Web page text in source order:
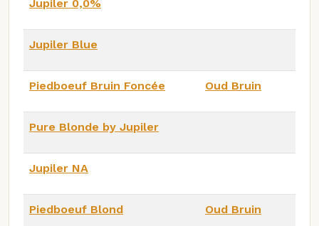
Jupiler 0,0%
Jupiler Blue
Piedboeuf Bruin Foncée Oud Bruin
Pure Blonde by Jupiler
Jupiler NA
Piedboeuf Blond Oud Bruin